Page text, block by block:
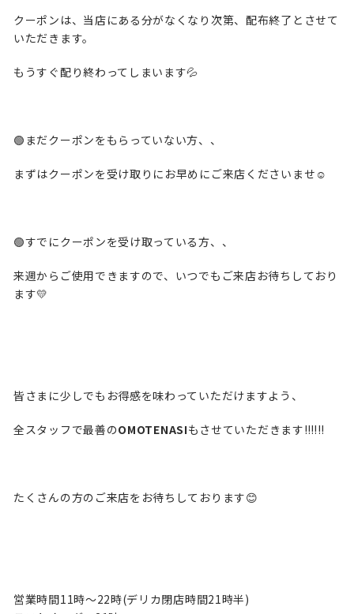
クーポンは、当店にある分がなくなり次第、配布終了とさせて
いただきます。
もうすぐ配り終わってしまいます💦
🟢まだクーポンをもらっていない方、、
まずはクーポンを受け取りにお早めにご来店くださいませ☺️
🟢すでにクーポンを受け取っている方、、
来週からご使用できますので、いつでもご来店お待ちしており
ます💛
皆さまに少しでもお得感を味わっていただけますよう、
全スタッフで最善のOMOTENASIもさせていただきます‼︎‼︎‼︎
たくさんの方のご来店をお待ちしております😊
営業時間11時〜22時(デリカ閉店時間21時半)